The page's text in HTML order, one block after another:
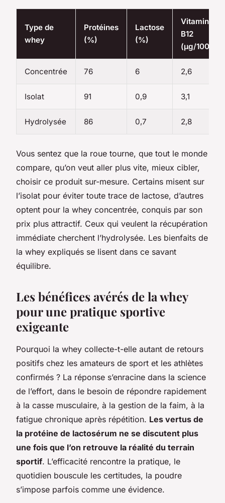
Type de
whey
Protéines
(%)
Lactose
(%)
Vitamine
B12
(µg/100g)
Concentrée 76 6 2,6
Isolat 91 0,9 3,1
Hydrolysée 86 0,7 2,8
Vous sentez que la roue tourne, que tout le monde
compare, qu’on veut aller plus vite, mieux cibler,
choisir ce produit sur-mesure. Certains misent sur
l’isolat pour éviter toute trace de lactose, d’autres
optent pour la whey concentrée, conquis par son
prix plus attractif. Ceux qui veulent la récupération
immédiate cherchent l’hydrolysée. Les bienfaits de
la whey expliqués se lisent dans ce savant
équilibre.
Les bénéfices avérés de la whey
pour une pratique sportive
exigeante
Pourquoi la whey collecte-t-elle autant de retours
positifs chez les amateurs de sport et les athlètes
confirmés ? La réponse s’enracine dans la science
de l’effort, dans le besoin de répondre rapidement
à la casse musculaire, à la gestion de la faim, à la
fatigue chronique après répétition. Les vertus de
la protéine de lactosérum ne se discutent plus
une fois que l’on retrouve la réalité du terrain
sportif. L’efficacité rencontre la pratique, le
quotidien bouscule les certitudes, la poudre
s’impose parfois comme une évidence.